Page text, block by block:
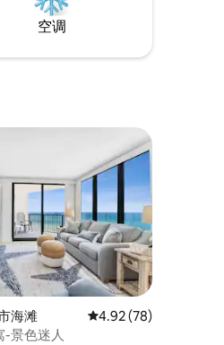
空调
120 条评价
海滩 平均评分 4.92 分（满
4.92 (78)
-景色迷人